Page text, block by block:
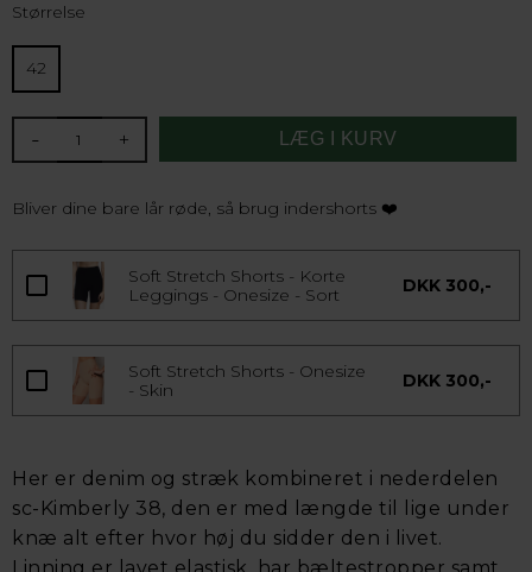
Størrelse
42
- +
Bliver dine bare lår røde, så brug indershorts ❤️
Soft Stretch Shorts - Korte
Leggings - Onesize - Sort
DKK 300,-
Soft Stretch Shorts - Onesize
- Skin
DKK 300,-
Her er denim og stræk kombineret i nederdelen
sc-Kimberly 38, den er med længde til lige under
knæ alt efter hvor høj du sidder den i livet.